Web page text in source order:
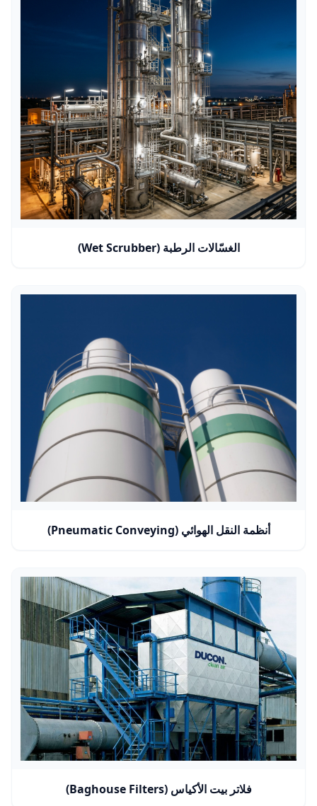
الغسّالات الرطبة (Wet Scrubber)
أنظمة النقل الهوائي (Pneumatic Conveying)
فلاتر بيت الأكياس (Baghouse Filters)